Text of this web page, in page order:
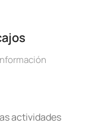
actividades